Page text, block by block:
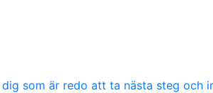
som är redo att ta nästa steg och